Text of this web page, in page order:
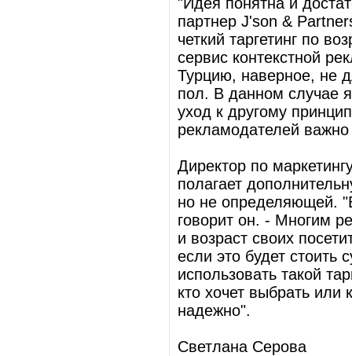
партнер J'son &
четкий таргетинг по
сервис контекстной
Турцию, наверное, не
пол. В данном случае
уход к другому
рекламодателей
Директор по
полагает
но не определяющей.
говорит он. - Многим
и возраст своих
если это будет
использовать такой
кто хочет выбрать или
надежно".
Светлана Серова